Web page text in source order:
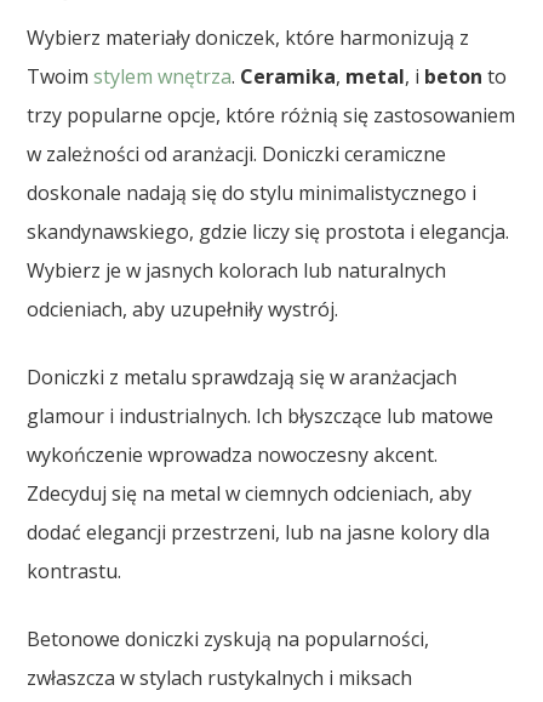
Wybierz materiały doniczek, które harmonizują z
Twoimstylem wnętrza. Ceramika, metal, i beton to
trzy popularne opcje, które różnią się zastosowaniem
w zależności od aranżacji. Doniczki ceramiczne
doskonale nadają się do stylu minimalistycznego i
skandynawskiego, gdzie liczy się prostota i elegancja.
Wybierz je w jasnych kolorach lub naturalnych
odcieniach, aby uzupełniły wystrój.
Doniczki z metalu sprawdzają się w aranżacjach
glamour i industrialnych. Ich błyszczące lub matowe
wykończenie wprowadza nowoczesny akcent.
Zdecyduj się na metal w ciemnych odcieniach, aby
dodać elegancji przestrzeni, lub na jasne kolory dla
kontrastu.
Betonowe doniczki zyskują na popularności,
zwłaszcza w stylach rustykalnych i miksach